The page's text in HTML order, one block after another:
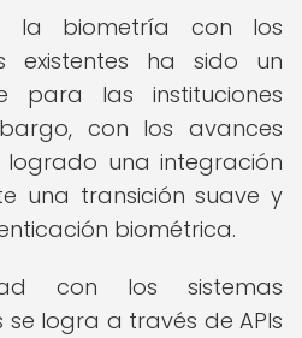
la biometría con los
existentes ha sido un
para las instituciones
con los avances
logrado una integración
una transición suave y
biométrica.
con los sistemas
se logra a través de APIs